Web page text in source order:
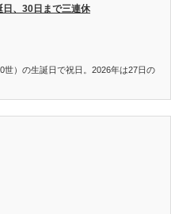
、30日まで三連休
）の生誕日で祝日。2026年は27日の